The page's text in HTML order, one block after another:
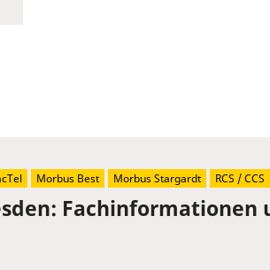
Fachinformationen
Morbus Best Morbus Stargardt RCS / CCS